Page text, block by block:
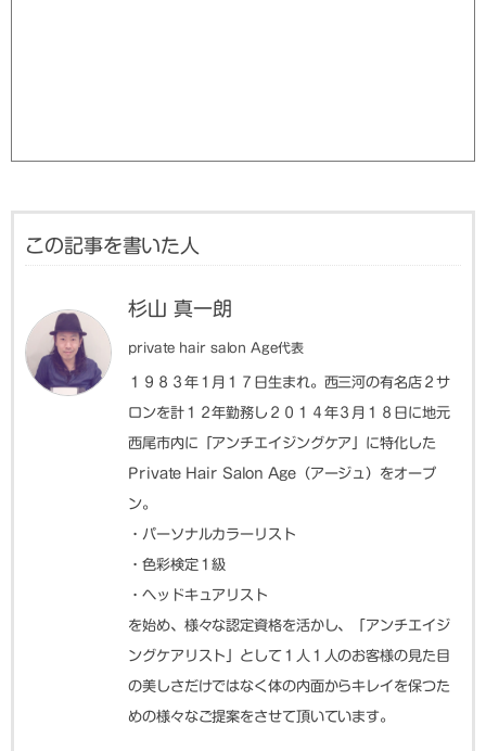
この記事を書いた人
杉山 真一朗
private hair salon Age代表
１９８３年１月１７日生まれ。西三河の有名店２サ
ロンを計１２年勤務し２０１４年３月１８日に地元
西尾市内に「アンチエイジングケア」に特化した
Private Hair Salon Age（アージュ）をオープ
ン。
・パーソナルカラーリスト
・色彩検定１級
・ヘッドキュアリスト
を始め、様々な認定資格を活かし、「アンチエイジ
ングケアリスト」として１人１人のお客様の見た目
の美しさだけではなく体の内面からキレイを保つた
めの様々なご提案をさせて頂いています。